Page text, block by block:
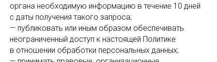
органа необходимую информацию в течение 10 дней
с даты получения такого запроса;
— публиковать или иным образом обеспечивать
неограниченный доступ к настоящей Политике
в отношении обработки персональных данных;